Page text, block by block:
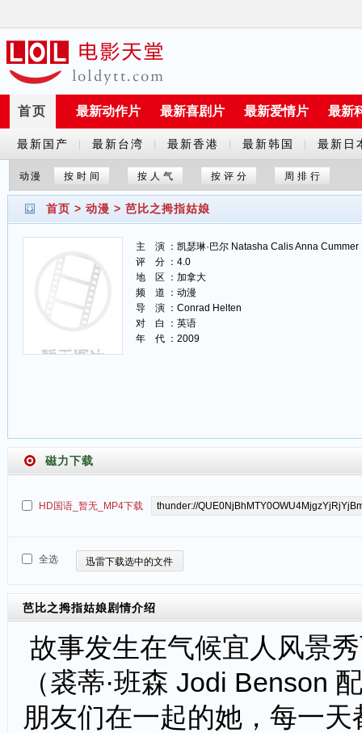
首页 最新动作片 最新喜剧片 最新爱情片 最新
最新国产
剧
最新台湾 最新香港 最新韩国 最新日
动漫 按时间 按人气 按评分 周排行
首页 > 动漫 > 芭比之拇指姑娘
主 演 ：凯瑟琳·巴尔 Natasha Calis Anna
评 分 ：4.0
地 区 ：加拿大
频 道 ：动漫
导 演 ：Conrad Helten
对 白 ：英语
年 代 ：2009
磁力下载
HD国语_暂无_MP4下载
全选 迅雷下载选中的文件
芭比之拇指姑娘剧情介绍
故事发生在气候宜人风景
（裘蒂·班森 Jodi Benson
朋友们在一起的她，每一